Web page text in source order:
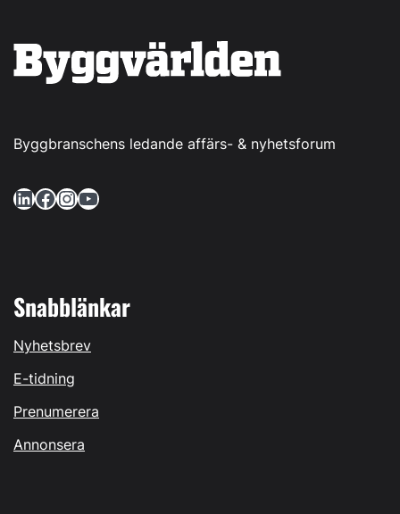
Byggbranschens ledande affärs- & nyhetsforum
LinkedIn Facebook InstagramYouTube
Snabblänkar
Nyhetsbrev
E-tidning
Prenumerera
Annonsera